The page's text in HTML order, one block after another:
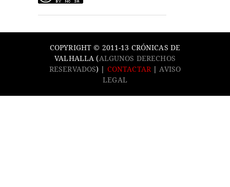
COPYRIGHT © 2011-13 CRÓNICAS DE
VALHALLA (ALGUNOS DERECHOS
RESERVADOS) | CONTACTAR
AVISO
LEGAL